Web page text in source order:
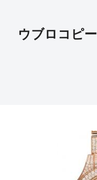
ウブロコピー